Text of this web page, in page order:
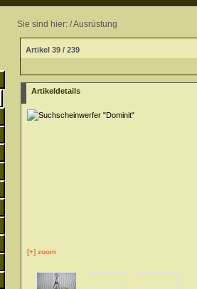
Sie sind hier: /Ausrüstung
Artikel 39 / 239
Artikeldetails
[+] zoom